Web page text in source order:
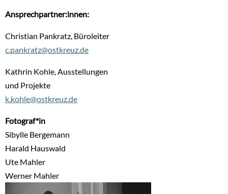
Ansprechpartner:innen:
Christian Pankratz, Büroleiter
c.pankratz@ostkreuz.de
Kathrin Kohle, Ausstellungen
und Projekte
k.kohle@ostkreuz.de
Fotograf*in
Sibylle Bergemann
Harald Hauswald
Ute Mahler
Werner Mahler